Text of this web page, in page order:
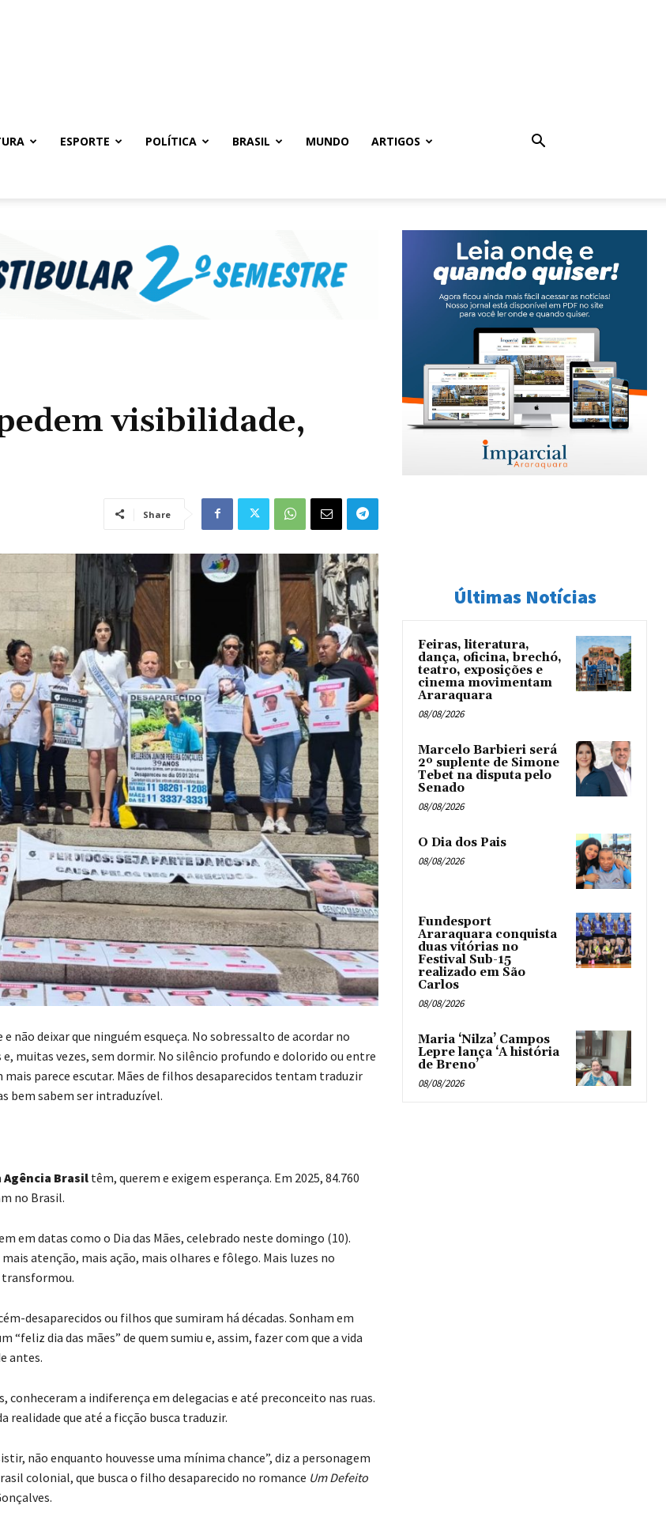
ESPORTE POLÍTICA BRASIL MUNDO ARTIGOS
visibilidade,
Share
e não deixar que ninguém esqueça. No sobressalto de acordar no
muitas vezes, sem dormir. No silêncio profundo e dolorido ou entre
mais parece escutar. Mães de filhos desaparecidos tentam traduzir
bem sabem ser intraduzível.
Agência Brasiltêm, querem e exigem esperança. Em 2025, 84.760
no Brasil.
em datas como o Dia das Mães, celebrado neste domingo (10).
atenção, mais ação, mais olhares e fôlego. Mais luzes no
transformou.
desaparecidos ou filhos que sumiram há décadas. Sonham em
“feliz dia das mães” de quem sumiu e, assim, fazer com que a vida
antes.
conheceram a indiferença em delegacias e até preconceito nas ruas.
realidade que até a ficção busca traduzir.
não enquanto houvesse uma mínima chance”, diz a personagem
colonial, que busca o filho desaparecido no romance Um Defeito
Últimas Notícias
Feiras, literatura,
dança, oficina, brechó,
teatro, exposições e
cinema movimentam
Araraquara
08/08/2026
Marcelo Barbieri será
2º suplente de Simone
Tebet na disputa pelo
Senado
08/08/2026
O Dia dos Pais
08/08/2026
Fundesport
Araraquara conquista
duas vitórias no
Festival Sub-15
realizado em São
Carlos
08/08/2026
Maria ‘Nilza’ Campos
Lepre lança ‘A história
de Breno’
08/08/2026